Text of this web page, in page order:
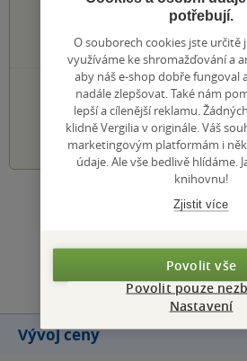
0×
3
0×
0×
1 hvezdička
PŘIDEJTE SVÉ
1 2 3 4 5
Zobrazit všechna
Přidat
Vývoj ceny
potřebují.
O souborech cookies jste určitě
využíváme ke shromažďování a
aby náš e-shop dobře fungoval
nadále zlepšovat. Také nám
lepší a cílenější reklamu.
klidně Vergilia v originále. Váš
marketingovým platformám i
údaje. Ale vše bedlivě hlídáme.
knihovnu!
Zjistit více
Povolit vše
Povolit pouze
Nastavení